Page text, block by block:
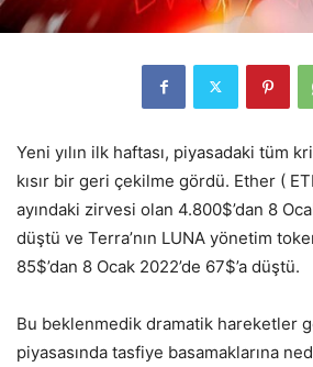
Yeni yılın ilk haftası, piyasadaki tüm
kısır bir geri çekilme gördü. Ether (
ayındaki zirvesi olan 4.800$’dan 8
düştü ve Terra’nın LUNA yönetim
85$’dan 8 Ocak 2022’de 67$’a düştü.
Bu beklenmedik dramatik hareketler
piyasasında tasfiye basamaklarına